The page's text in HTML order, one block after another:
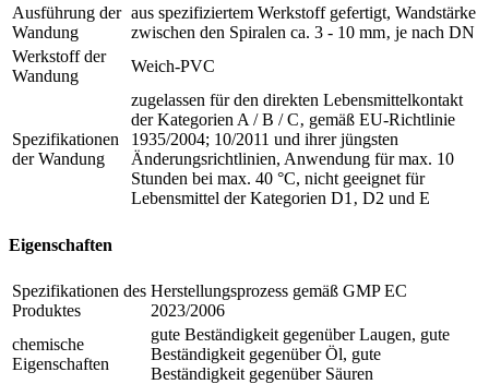
Ausführung der
Wandung
aus spezifiziertem Werkstoff gefertigt, Wandstärke
zwischen den Spiralen ca. 3 - 10 mm‚ je nach DN
Werkstoff der
Wandung
Weich-PVC
Spezifikationen
der Wandung
zugelassen für den direkten Lebensmittelkontakt
der Kategorien A / B / C‚ gemäß EU-Richtlinie
1935/2004; 10/2011 und ihrer jüngsten
Änderungsrichtlinien, Anwendung für max. 10
Stunden bei max. 40 °C, nicht geeignet für
Lebensmittel der Kategorien D1‚ D2 und E
Eigenschaften
Spezifikationen des
Produktes
Herstellungsprozess gemäß GMP EC
2023/2006
chemische
Eigenschaften
gute Beständigkeit gegenüber Laugen, gute
Beständigkeit gegenüber Öl, gute
Beständigkeit gegenüber Säuren